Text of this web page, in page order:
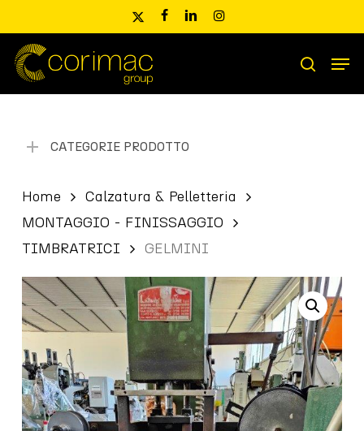
main
content
x-
facebooklinkedininstagram
Ricerca
prodotti
search
CATEGORIE PRODOTTO
Home
Calzatura & Pelletteria
MONTAGGIO - FINISSAGGIO
TIMBRATRICI
GELMINI